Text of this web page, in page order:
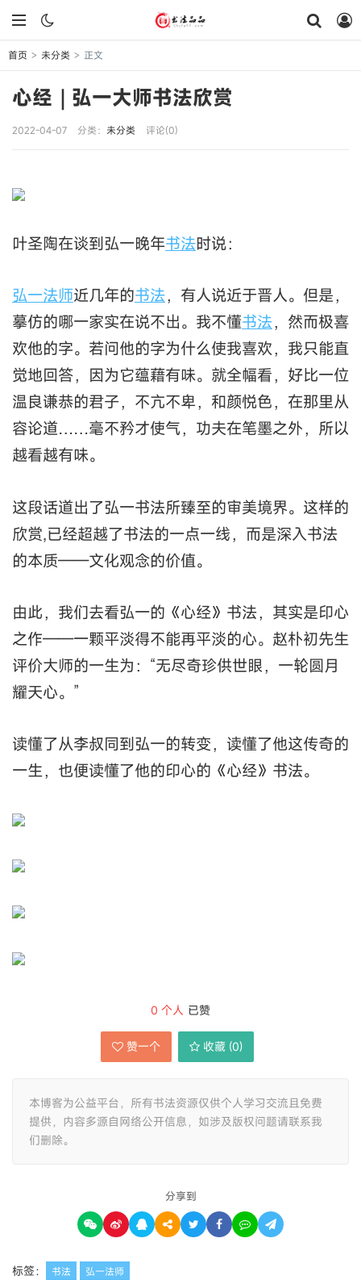
首页 > 未分类 > 正文
心经｜弘一大师书法欣赏
2022-04-07 分类： 未分类 评论(0)
叶圣陶在谈到弘一晚年书法时说：
弘一法师近几年的书法，有人说近于晋人。但是，
摹仿的哪一家实在说不出。我不懂书法，然而极喜
欢他的字。若问他的字为什么使我喜欢，我只能直
觉地回答，因为它蕴藉有味。就全幅看，好比一位
温良谦恭的君子，不亢不卑，和颜悦色，在那里从
容论道……毫不矜才使气，功夫在笔墨之外，所以
越看越有味。
这段话道出了弘一书法所臻至的审美境界。这样的
欣赏,已经超越了书法的一点一线，而是深入书法
的本质——文化观念的价值。
由此，我们去看弘一的《心经》书法，其实是印心
之作——一颗平淡得不能再平淡的心。赵朴初先生
评价大师的一生为：“无尽奇珍供世眼，一轮圆月
耀天心。”
读懂了从李叔同到弘一的转变，读懂了他这传奇的
一生，也便读懂了他的印心的《心经》书法。
0 个人 已赞
赞一个 收藏 (0)
本博客为公益平台，所有书法资源仅供个人学习交流且免费
提供，内容多源自网络公开信息，如涉及版权问题请联系我
们删除。
分享到
标签： 书法 弘一法师